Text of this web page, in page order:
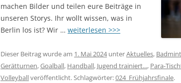
machen Bilder und teilen eure Beiträge in
unseren Storys. Ihr wollt wissen, was in
Berlin los ist? Wir … weiterlesen >>>
Dieser Beitrag wurde am 1. Mai 2024unterAktuelles,
Gerätturnen,Goalball, Handball, Jugend trainiert..., Para-
Volleyballveröffentlicht. Schlagwörter:024_Frühjahrsfinale.